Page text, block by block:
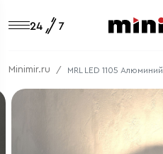
Minimir.ru MRL LED 1105 Алюминий